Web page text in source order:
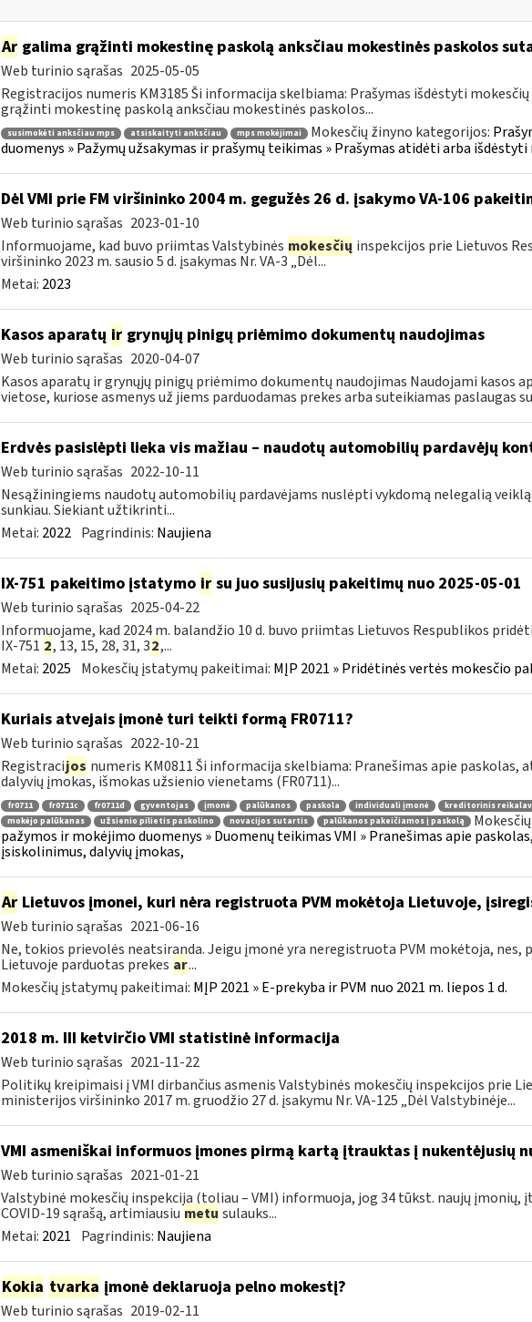
Argalima grąžinti mokestinę paskolą anksčiau mokestinės paskolos
Web turinio sąrašas 2025-05-05
Registracijos numeris KM3185 Ši informacija skelbiama: Prašymas išdėstyti mokesčių
grąžinti mokestinę paskolą anksčiau mokestinės paskolos...
susimokėti anksčiau mps atsiskaityti anksčiau mps mokėjimai Mokesčių žinyno kategorijos:
duomenys » Pažymų užsakymas ir prašymų teikimas » Prašymas atidėti arba
Dėl VMI prie FM viršininko 2004 m. gegužės 26 d. įsakymo VA-106
Web turinio sąrašas 2023-01-10
Informuojame, kad buvo priimtas Valstybinės mokesčių inspekcijos prie Lietuvos
viršininko 2023 m. sausio 5 d. įsakymas Nr. VA-3 „Dėl...
Metai: 2023
Kasos aparatų irgrynųjų pinigų priėmimo dokumentų naudojimas
Web turinio sąrašas 2020-04-07
Kasos aparatų ir grynųjų pinigų priėmimo dokumentų naudojimas Naudojami kasos
vietose, kuriose asmenys už jiems parduodamas prekes arba suteikiamas paslaugas
Erdvės pasislėpti lieka vis mažiau – naudotų automobilių pardavėjų
Web turinio sąrašas 2022-10-11
Nesąžiningiems naudotų automobilių pardavėjams nuslėpti vykdomą nelegalią veiklą
sunkiau. Siekiant užtikrinti...
Metai: 2022 Pagrindinis: Naujiena
IX-751 pakeitimo įstatymo irsu juo susijusių pakeitimų nuo 2025-05-01
Web turinio sąrašas 2025-04-22
Informuojame, kad 2024 m. balandžio 10 d. buvo priimtas Lietuvos Respublikos
IX-751 2, 13, 15, 28, 31, 32,...
Metai: 2025 Mokesčių įstatymų pakeitimai: MĮP 2021 » Pridėtinės vertės mokesčio
Kuriais atvejais įmonė turi teikti formą FR0711?
Web turinio sąrašas 2022-10-21
Registracijos numeris KM0811 Ši informacija skelbiama: Pranešimas apie
dalyvių įmokas, išmokas užsienio vienetams (FR0711)...
fr0711 fr0711c fr0711d gyventojas įmonė palūkanos paskola individuali įmonė kreditorinis
mokėjo palūkanas
užsienio pilietis paskolino novacijos sutartis palūkanos pakeičiamos į paskolą
pažymos ir mokėjimo duomenys » Duomenų teikimas VMI » Pranešimas apie
įsiskolinimus, dalyvių įmokas,
ArLietuvos įmonei, kuri nėra registruota PVM mokėtoja Lietuvoje,
Web turinio sąrašas 2021-06-16
Ne, tokios prievolės neatsiranda. Jeigu įmonė yra neregistruota PVM mokėtoja, nes,
Lietuvoje parduotas prekes ar...
Mokesčių įstatymų pakeitimai: MĮP 2021 » E-prekyba ir PVM nuo 2021 m. liepos 1 d.
2018 m. III ketvirčio VMI statistinė informacija
Web turinio sąrašas 2021-11-22
Politikų kreipimaisi į VMI dirbančius asmenis Valstybinės mokesčių inspekcijos prie
ministerijos viršininko 2017 m. gruodžio 27 d. įsakymu Nr. VA-125 „Dėl Valstybinėje...
VMI asmeniškai informuos įmones pirmą kartą įtrauktas į nukentėjusių
Web turinio sąrašas 2021-01-21
Valstybinė mokesčių inspekcija (toliau – VMI) informuoja, jog 34 tūkst. naujų įmonių,
COVID-19 sąrašą, artimiausiu metu sulauks...
Metai: 2021 Pagrindinis: Naujiena
Kokia tvarka įmonė deklaruoja pelno mokestį?
Web turinio sąrašas 2019-02-11